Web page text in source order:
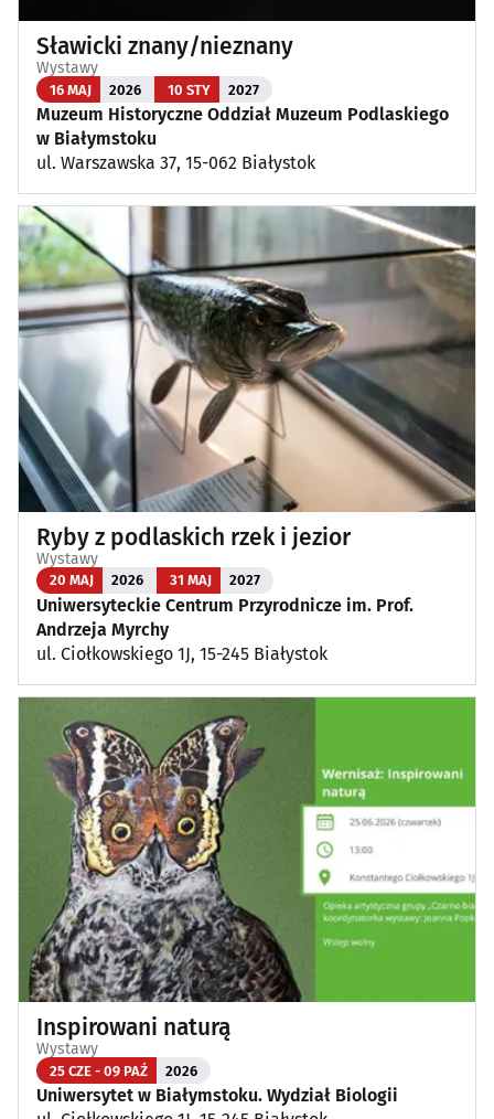
Sławicki znany/nieznany
Wystawy
16 MAJ 2026 10 STY 2027
Muzeum Historyczne Oddział Muzeum Podlaskiego
w Białymstoku
ul. Warszawska 37, 15-062 Białystok
Ryby z podlaskich rzek i jezior
Wystawy
20 MAJ 2026 31 MAJ 2027
Uniwersyteckie Centrum Przyrodnicze im. Prof.
Andrzeja Myrchy
ul. Ciołkowskiego 1J, 15-245 Białystok
Inspirowani naturą
Wystawy
25 CZE - 09 PAŹ 2026
Uniwersytet w Białymstoku. Wydział Biologii